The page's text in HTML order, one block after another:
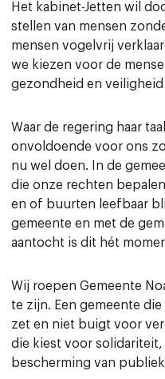
Het kabinet-Jetten wil
stellen van mensen
mensen vogelvrij
we kiezen voor de
gezondheid en
Waar de regering haar
onvoldoende voor ons
nu wel doen. In de
die onze rechten
en of buurten leefbaar
gemeente en met de
aantocht is dit hét
Wij roepen Gemeente
te zijn. Een gemeente
zet en niet buigt voor
die kiest voor
bescherming van